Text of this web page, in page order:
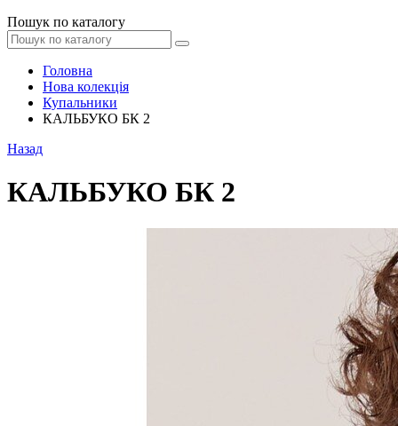
Пошук по каталогу
Головна
Нова колекція
Купальники
КАЛЬБУКО БК 2
Назад
КАЛЬБУКО БК 2